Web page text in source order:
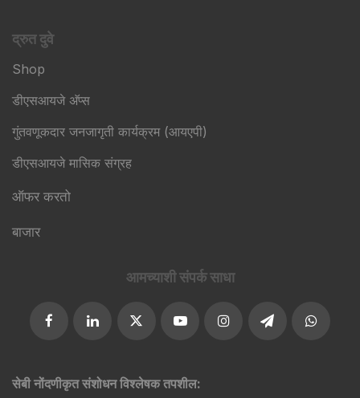
द्रुत दुवे
Shop
डीएसआयजे अ‍ॅप्स
गुंतवणूकदार जनजागृती कार्यक्रम (आयएपी)
डीएसआयजे मासिक संग्रह
ऑफर करतो
बाजार
आमच्याशी संपर्क साधा​
सेबी नोंदणीकृत संशोधन विश्लेषक तपशील: